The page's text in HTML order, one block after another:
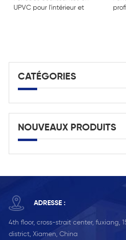
UPVC pour l'intérieur et
CATÉGORIES
NOUVEAUX PRODUITS
ADRESSE :
4th floor, cross-strait center, fuxiang,
district, Xiamen, China